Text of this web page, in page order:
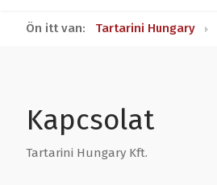
Ön itt van: Tartarini Hungary
Kapcsolat
Tartarini Hungary Kft.